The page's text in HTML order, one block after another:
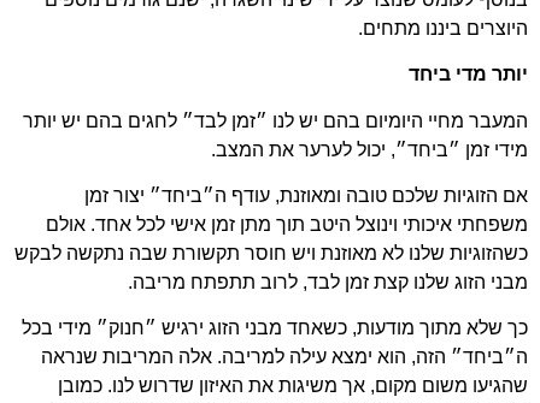
היוצרים ביננו מתחים.
יותר מדי ביחד
המעבר מחיי היומיום בהם יש לנו ״זמן לבד״ לחגים בהם יש יותר
מידי זמן ״ביחד״, יכול לערער את המצב.
אם הזוגיות שלכם טובה ומאוזנת, עודף ה״ביחד״ יצור זמן
משפחתי איכותי וינוצל היטב תוך מתן זמן אישי לכל אחד. אולם
כשהזוגיות שלנו לא מאוזנת ויש חוסר תקשורת שבה נתקשה לבקש
מבני הזוג שלנו קצת זמן לבד, לרוב תתפתח מריבה.
כך שלא מתוך מודעות, כשאחד מבני הזוג ירגיש ״חנוק״ מידי בכל
ה״ביחד״ הזה, הוא ימצא עילה למריבה. אלה המריבות שנראה
שהגיעו משום מקום, אך משיגות את האיזון שדרוש לנו. כמובן